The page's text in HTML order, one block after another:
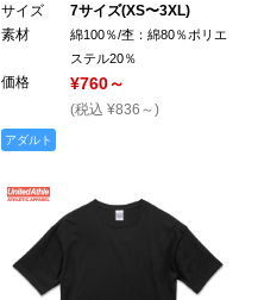
サイズ
7サイズ(XS〜3XL)
素材
綿100％/杢：綿80％ポリエ
ステル20％
価格 ¥760～
(税込 ¥836～)
アダルト